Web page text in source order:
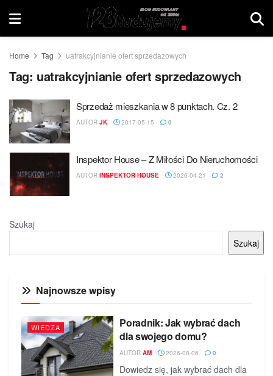
Home Tag uatrakcyjnianie ofert sprzedazowych
Tag: uatrakcyjnianie ofert sprzedazowych
Sprzedaż mieszkania w 8 punktach. Cz. 2
AUTOR JK 2017-05-15 0
Inspektor House – Z Miłości Do Nieruchomości
AUTOR INSPEKTOR HOUSE 2026-04-21 2
Szukaj
Szukaj
Najnowsze wpisy
WIEDZA
Poradnik: Jak wybrać dach
dla swojego domu?
AUTOR AM 2026-08-06 0
Dowiedz się, jak wybrać dach dla